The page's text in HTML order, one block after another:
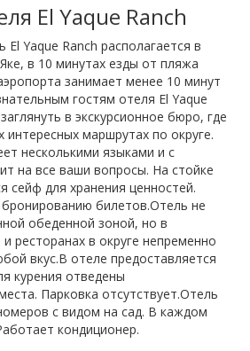
El Yaque Ranch
Yaque Ranch располагается в
в 10 минутах езды от пляжа
занимает менее 10 минут
гостям отеля El Yaque
в экскурсионное бюро, где
маршрутах по округе.
несколькими языками и с
на все ваши вопросы. На стойке
сейф для хранения ценностей.
билетов.Отель не
обеденной зоной, но в
ресторанах в округе непременно
вкус.В отеле предоставляется
курения отведены
Парковка отсутствует.Отель
с видом на сад. В каждом
кондиционер.